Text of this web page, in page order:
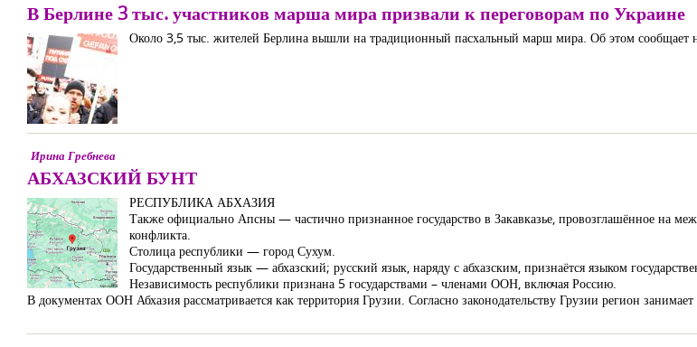
В Берлине 3 тыс. участников марша мира призвали к переговорам по Украине
Около 3,5 тыс. жителей Берлина вышли на традиционный пасхальный марш мира. Об этом
Ирина Гребнева
АБХАЗСКИЙ БУНТ
РЕСПУБЛИКА АБХАЗИЯ
Также официально Апсны — частично признанное государство в Закавказье, провозглашённое на
конфликта.
Столица республики — город Сухум.
Государственный язык — абхазский; русский язык, наряду с абхазским, признаётся языком
Независимость республики признана 5 государствами – членами ООН, включая Россию.
В документах ООН Абхазия рассматривается как территория Грузии. Согласно законодательству Грузии регион